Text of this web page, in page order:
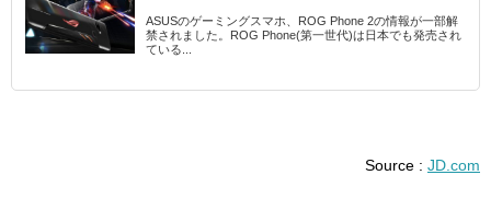
ASUSのゲーミングスマホ、ROG Phone 2の情報が一部解
禁されました。ROG Phone(第一世代)は日本でも発売され
ている...
Source : JD.com